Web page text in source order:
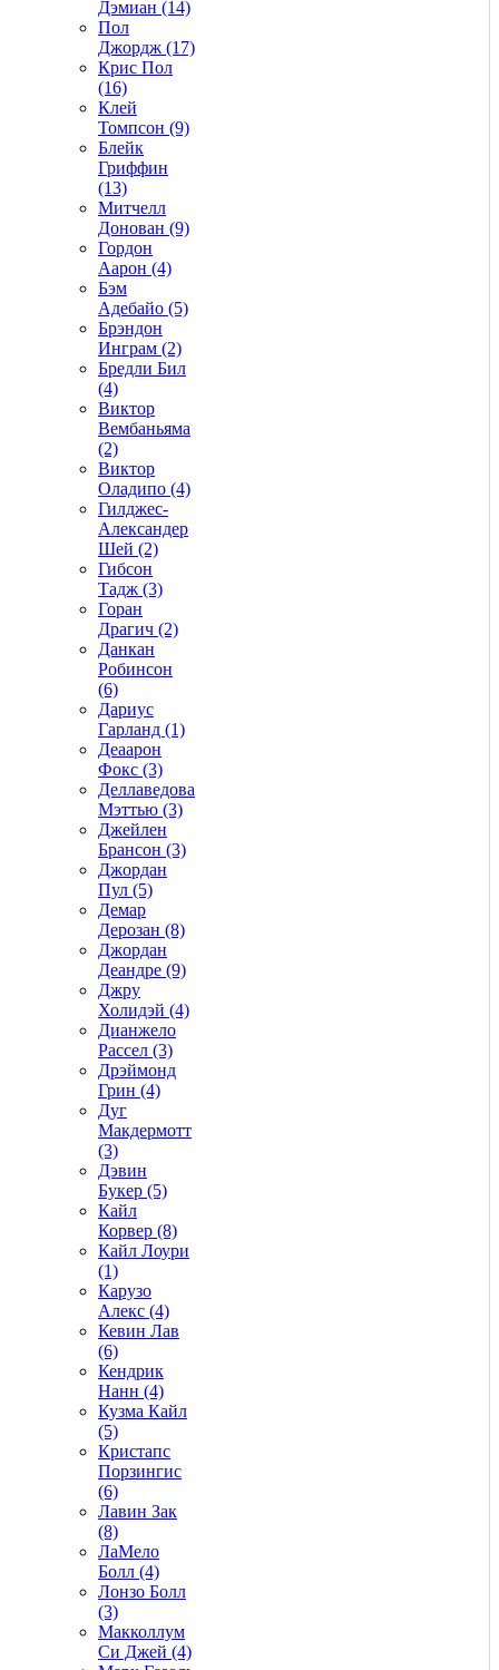
Дэмиан (14)
Пол
Джордж (17)
Крис Пол
(16)
Клей
Томпсон (9)
Блейк
Гриффин
(13)
Митчелл
Донован (9)
Гордон
Аарон (4)
Бэм
Адебайо (5)
Брэндон
Инграм (2)
Бредли Бил
(4)
Виктор
Вембаньяма
(2)
Виктор
Оладипо (4)
Гилджес-
Александер
Шей (2)
Гибсон
Тадж (3)
Горан
Драгич (2)
Данкан
Робинсон
(6)
Дариус
Гарланд (1)
Деаарон
Фокс (3)
Деллаведова
Мэттью (3)
Джейлен
Брансон (3)
Джордан
Пул (5)
Демар
Дерозан (8)
Джордан
Деандре (9)
Джру
Холидэй (4)
Дианжело
Рассел (3)
Дрэймонд
Грин (4)
Дуг
Макдермотт
(3)
Дэвин
Букер (5)
Кайл
Корвер (8)
Кайл Лоури
(1)
Карузо
Алекс (4)
Кевин Лав
(6)
Кендрик
Нанн (4)
Кузма Кайл
(5)
Кристапс
Порзингис
(6)
Лавин Зак
(8)
ЛаМело
Болл (4)
Лонзо Болл
(3)
Макколлум
Си Джей (4)